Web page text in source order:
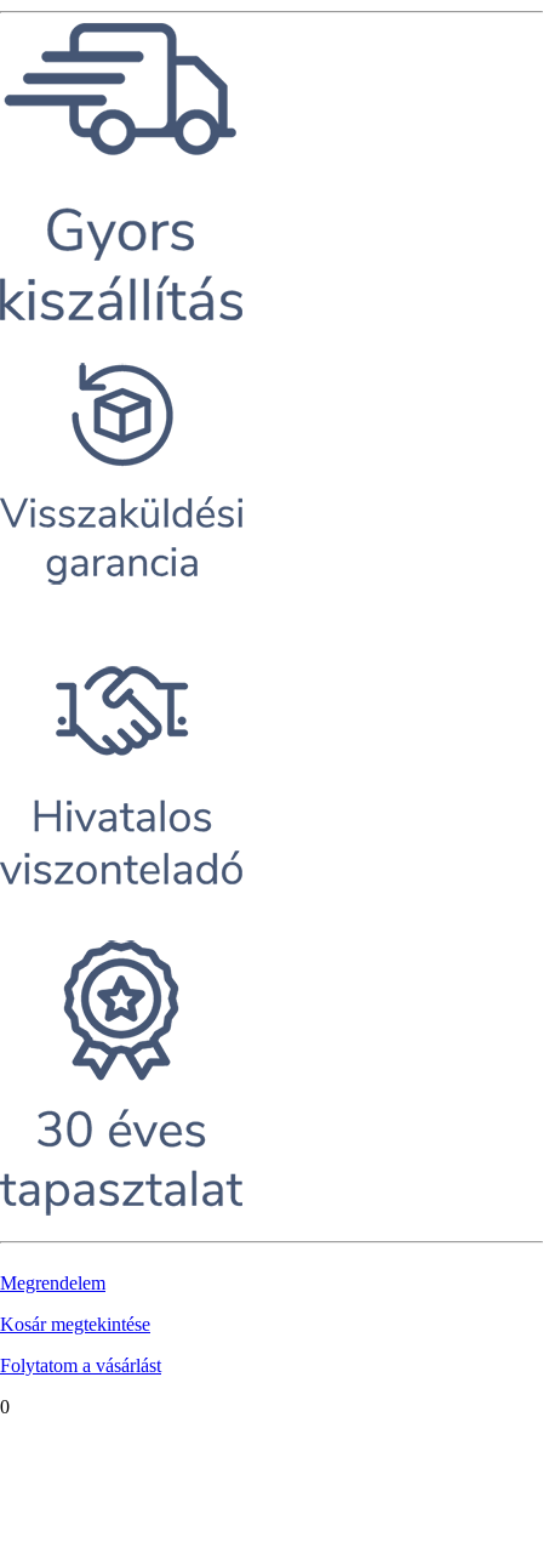
Megrendelem
Kosár megtekintése
Folytatom a vásárlást
0